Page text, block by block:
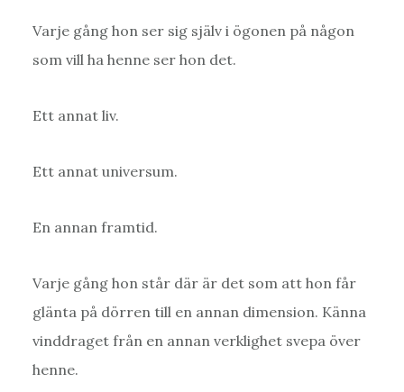
Varje gång hon ser sig själv i ögonen på någon
som vill ha henne ser hon det.
Ett annat liv.
Ett annat universum.
En annan framtid.
Varje gång hon står där är det som att hon får
glänta på dörren till en annan dimension. Känna
vinddraget från en annan verklighet svepa över
henne.